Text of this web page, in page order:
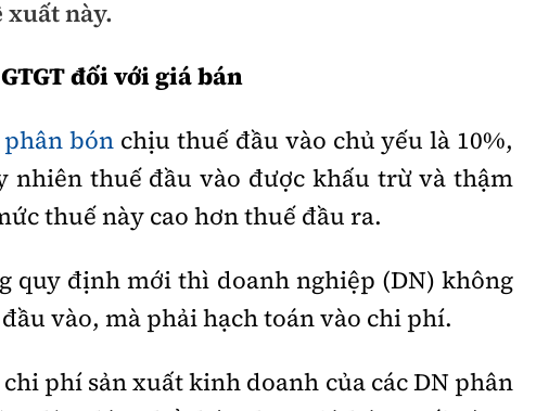
Mời thầu - Đấu thầu
Thi viết về Ngành
thông
ATGT
Bóng đá Công nghệ mới
xuất này.
đối với giá bán
phân bón chịu thuế đầu vào chủ yếu là 10%,
nhiên thuế đầu vào được khấu trừ và thậm
thuế này cao hơn thuế đầu ra.
quy định mới thì doanh nghiệp (DN) không
vào, mà phải hạch toán vào chi phí.
phí sản xuất kinh doanh của các DN phân